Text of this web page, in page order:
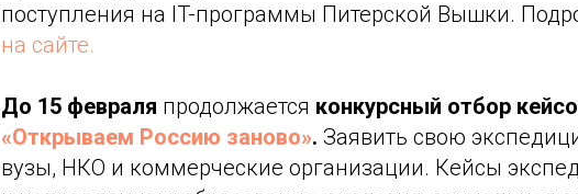
поступления на IT-программы Питерской Вышки.
на сайте.
До 15 февраля продолжается конкурсный отбор
«Открываем Россию заново». Заявить свою
вузы, НКО и коммерческие организации. Кейсы